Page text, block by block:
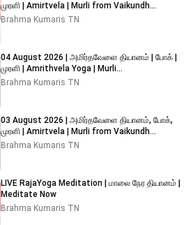
முரளி | Amirtvela | Murli from Vaikundh
Lighthouse, Adyar
Brahma Kumaris TN
04 August 2026 | அமிர்தவேளை தியானம் | போக் |
முரளி | Amrithvela Yoga | Murli
#brahmakumaristamilnadu
Brahma Kumaris TN
03 August 2026 | அமிர்தவேளை தியானம், போக்,
முரளி | Amirtvela | Murli from Vaikundh
Lighthouse, Adyar
Brahma Kumaris TN
LIVE RajaYoga Meditation | மாலை நேர தியானம் |
Meditate Now
Brahma Kumaris TN